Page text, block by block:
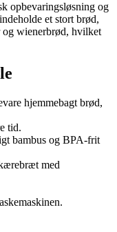
opbevaringsløsning og
et stort brød,
wienerbrød, hvilket
hjemmebagt brød,
tid.
bambus og BPA-frit
med